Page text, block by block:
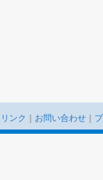
ンク お問い合わせ